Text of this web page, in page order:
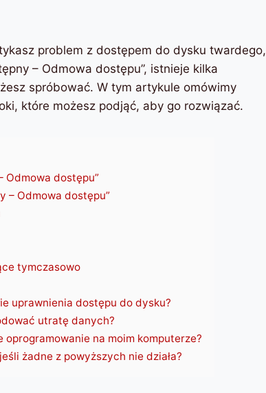
problem z dostępem do dysku twardego,
– Odmowa dostępu”, istnieje kilka
spróbować. W tym artykule omówimy
które możesz podjąć, aby go rozwiązać.
Odmowa dostępu”
– Odmowa dostępu”
tymczasowo
uprawnienia dostępu do dysku?
utratę danych?
na moim komputerze?
żadne z powyższych nie działa?